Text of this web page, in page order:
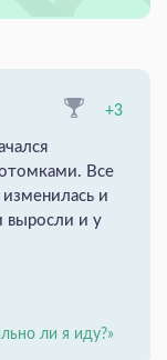
+3
Все
и
выросли и у
ли я иду?»